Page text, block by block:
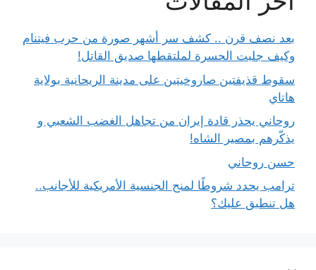
بعد نصف قرن .. كشف سر أشهر صورة من حرب فيتنام
وكيف جلبت الحسرة لملتقطها صديق القاتل!
سقوط قذيفتين صاروخيتين على مدينة الريحانية بولاية
هاتاي
روحاني يحذر قادة إيران من تجاهل الغضب الشعبي و
يذكّرهم بمصير الشاه!
حسن روحاني
ترامب يحدد شروطًا لمنح الجنسية الأمريكية للأجانب..
هل تنطبق عليك؟